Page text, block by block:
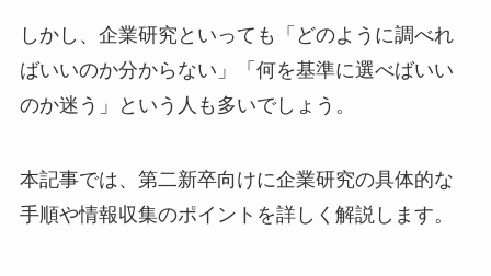
しかし、企業研究といっても「どのように調べれ
ばいいのか分からない」「何を基準に選べばいい
のか迷う」という人も多いでしょう。
本記事では、第二新卒向けに企業研究の具体的な
手順や情報収集のポイントを詳しく解説します。